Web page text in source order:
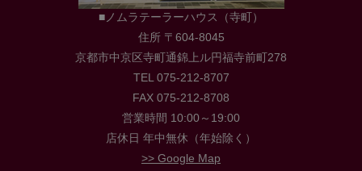
■ノムラテーラーハウス（寺町）
住所 〒604-8045
京都市中京区寺町通錦上ル円福寺前町278
TEL 075-212-8707
FAX 075-212-8708
営業時間 10:00～19:00
店休日 年中無休（年始除く）
>> Google Map